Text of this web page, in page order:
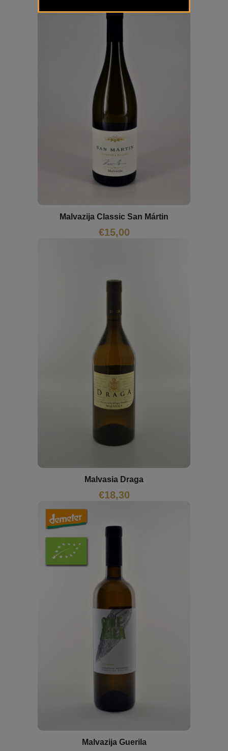
Malvazija Classic San Mártin
€15,00
Malvasia Draga
€18,30
Malvazija Guerila